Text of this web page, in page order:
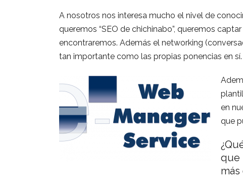
A nosotros nos interesa mucho el nivel de
queremos “SEO de chichinabo”, queremos
encontraremos. Además el networking
tan importante como las propias ponencias en sí.
en
que
que
más